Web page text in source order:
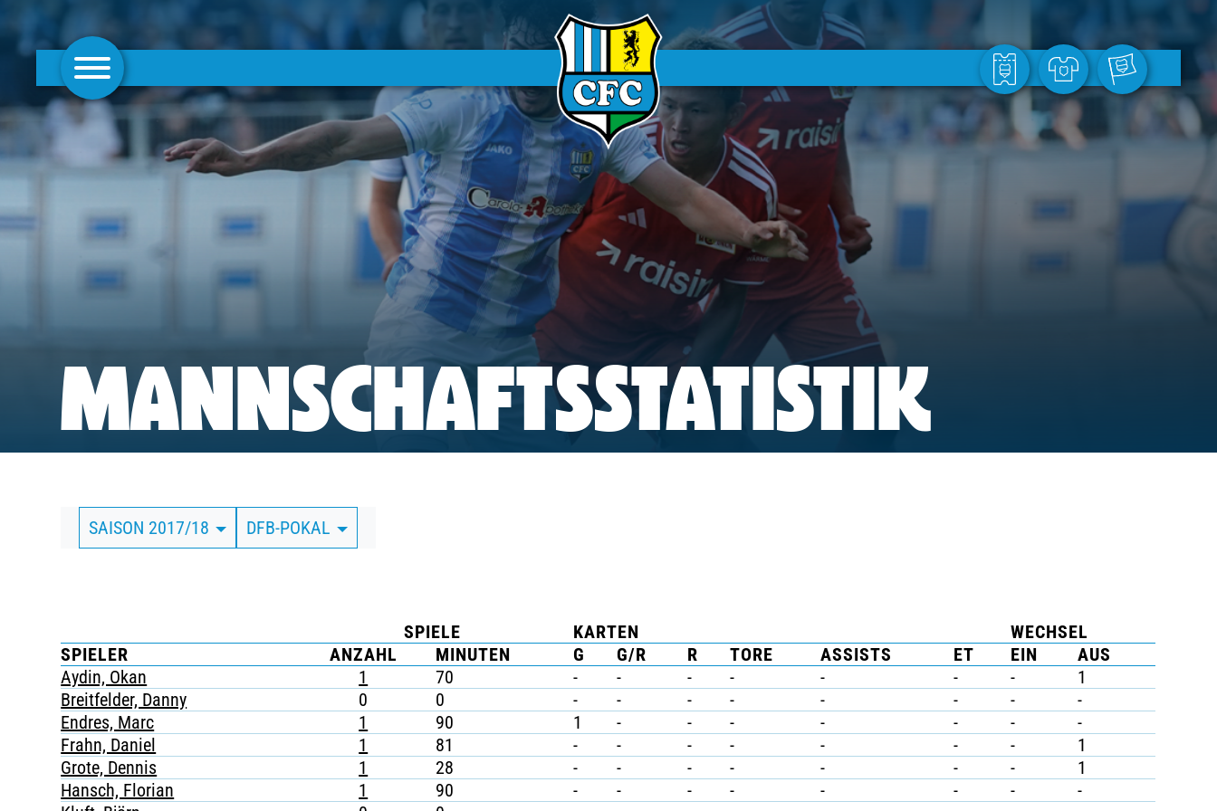
AKTUELLES
FRAUEN
CLUBMITGLIEDSCHAFT
BUSINESS
SÜDKURVE
TICKETING
MANNSCHAFTSSTATISTIK
SAISON 2017/18 DFB-POKAL
SPIELE KARTEN
WECHSEL
SPIELER
ANZAHL MINUTEN G G/R R TORE ASSISTS ET EIN
AUS
Aydin, Okan
1 70 - - - - - - -
1
Breitfelder, Danny
0 0 - - - - - - -
-
Endres, Marc
1 90 1 - - - - - -
-
Frahn, Daniel
1 81 - - - - - - -
1
Grote, Dennis
1 28 - - - - - - -
1
Hansch, Florian
1 90 - - - - - - -
-